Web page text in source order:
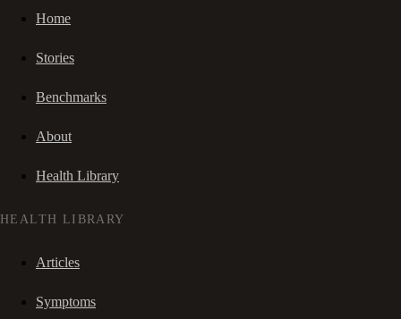
Home
Stories
Benchmarks
About
Health Library
HEALTH LIBRARY
Articles
Symptoms